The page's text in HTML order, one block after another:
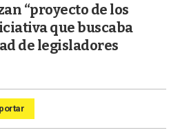
“proyecto de los
que buscaba
de legisladores